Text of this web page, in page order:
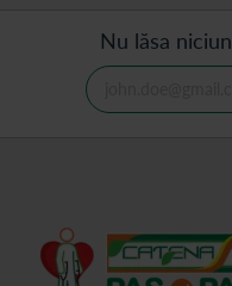
Nu lăsa niciun